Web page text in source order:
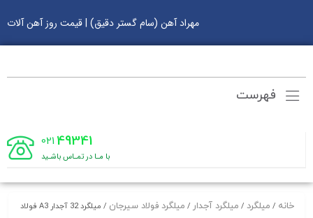
مهراد آهن (سام گستر دقیق) | قیمت روز آهن آلات
فهرست
49341
021
با مـا در تمـاس باشـید
خانه / میلگرد / میلگرد آجدار / میلگرد فولاد سیرجان
/ میلگرد 32 آجدار A3 فولاد